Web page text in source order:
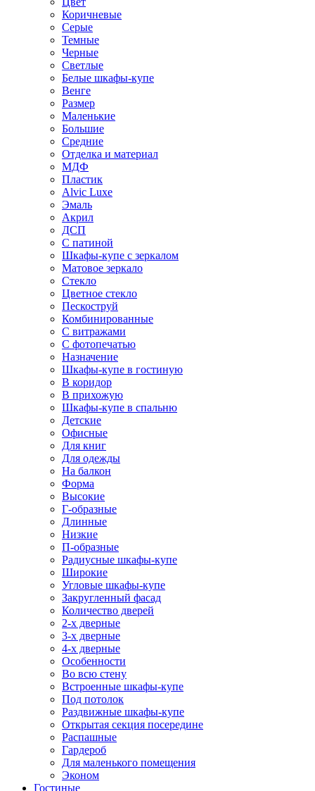
Коричневые
Серые
Темные
Черные
Светлые
Белые шкафы-купе
Венге
Размер
Маленькие
Большие
Средние
Отделка и материал
МДФ
Пластик
Alvic Luxe
Эмаль
Акрил
ДСП
С патиной
Шкафы-купе с зеркалом
Матовое зеркало
Стекло
Цветное стекло
Пескоструй
Комбинированные
С витражами
С фотопечатью
Назначение
Шкафы-купе в гостиную
В коридор
В прихожую
Шкафы-купе в спальню
Детские
Офисные
Для книг
Для одежды
На балкон
Форма
Высокие
Г-образные
Длинные
Низкие
П-образные
Радиусные шкафы-купе
Широкие
Угловые шкафы-купе
Закругленный фасад
Количество дверей
2-х дверные
3-х дверные
4-х дверные
Особенности
Во всю стену
Встроенные шкафы-купе
Под потолок
Раздвижные шкафы-купе
Открытая секция посередине
Распашные
Гардероб
Для маленького помещения
Эконом
Гостиные